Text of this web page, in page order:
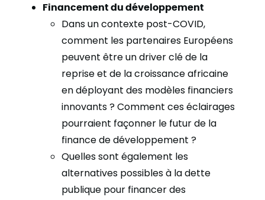
Financement du développement
Dans un contexte post-COVID,
comment les partenaires Européens
peuvent être un driver clé de la
reprise et de la croissance africaine
en déployant des modèles financiers
innovants ? Comment ces éclairages
pourraient façonner le futur de la
finance de développement ?
Quelles sont également les
alternatives possibles à la dette
publique pour financer des